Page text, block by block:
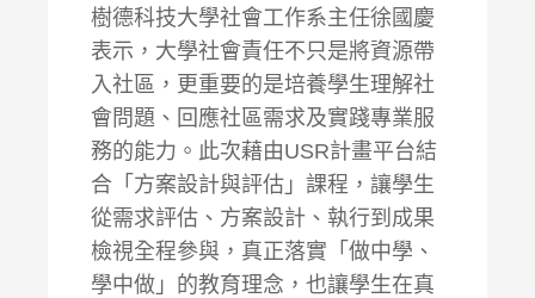
樹德科技大學社會工作系主任徐國慶
表示，大學社會責任不只是將資源帶
入社區，更重要的是培養學生理解社
會問題、回應社區需求及實踐專業服
務的能力。此次藉由USR計畫平台結
合「方案設計與評估」課程，讓學生
從需求評估、方案設計、執行到成果
檢視全程參與，真正落實「做中學、
學中做」的教育理念，也讓學生在真